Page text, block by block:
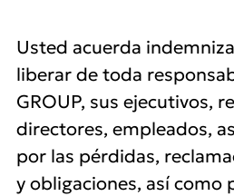
Usted acuerda
liberar de toda
GROUP, sus ejecutivos,
directores, empleados,
por las pérdidas,
y obligaciones, así como